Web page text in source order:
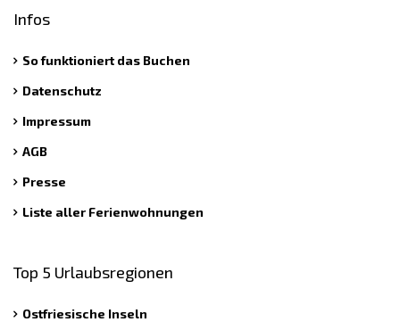
Infos
So funktioniert das Buchen
Datenschutz
Impressum
AGB
Presse
Liste aller Ferienwohnungen
Top 5 Urlaubsregionen
Ostfriesische Inseln